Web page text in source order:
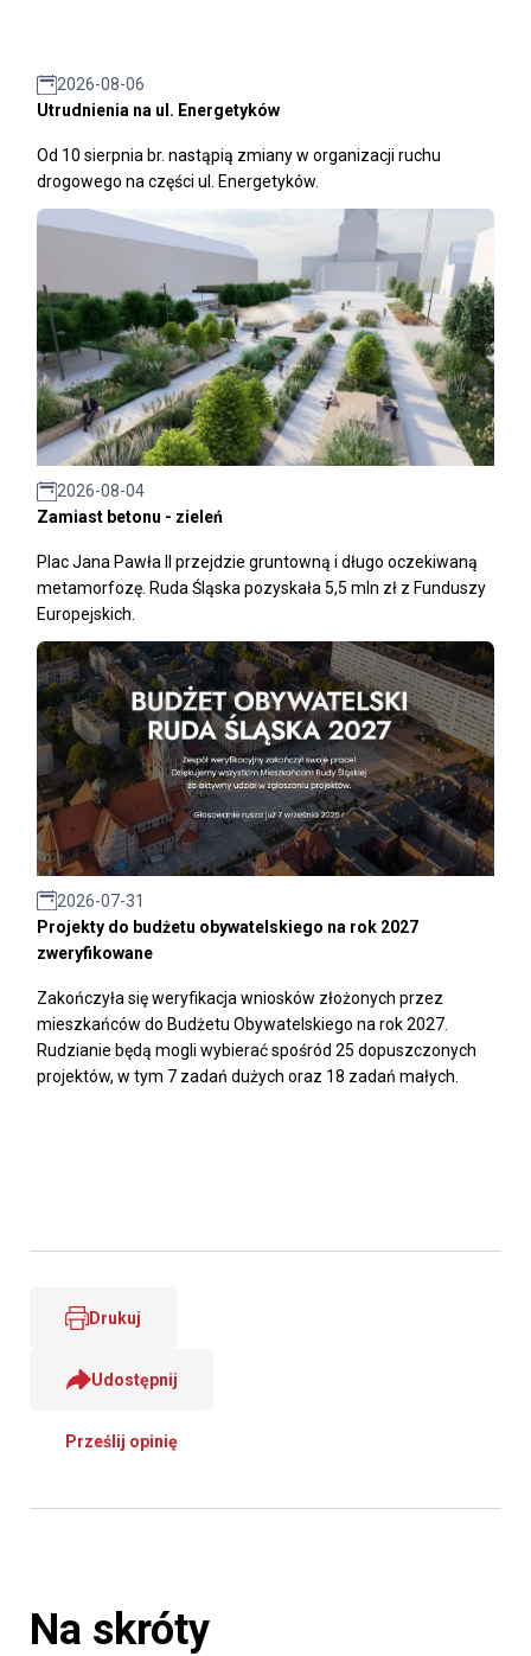
2026-08-06
Utrudnienia na ul. Energetyków
Od 10 sierpnia br. nastąpią zmiany w organizacji ruchu
drogowego na części ul. Energetyków.
2026-08-04
Zamiast betonu - zieleń
Plac Jana Pawła II przejdzie gruntowną i długo oczekiwaną
metamorfozę. Ruda Śląska pozyskała 5,5 mln zł z Funduszy
Europejskich.
2026-07-31
Projekty do budżetu obywatelskiego na rok 2027
zweryfikowane
Zakończyła się weryfikacja wniosków złożonych przez
mieszkańców do Budżetu Obywatelskiego na rok 2027.
Rudzianie będą mogli wybierać spośród 25 dopuszczonych
projektów, w tym 7 zadań dużych oraz 18 zadań małych.
Drukuj
Udostępnij
Prześlij opinię
Na skróty